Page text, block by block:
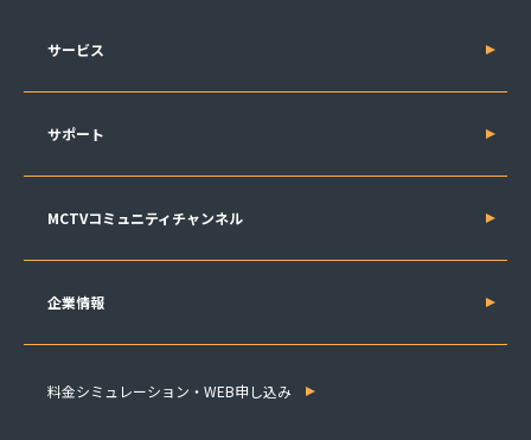
サービス
サポート
MCTVコミュニティチャンネル
企業情報
料金シミュレーション・WEB申し込み